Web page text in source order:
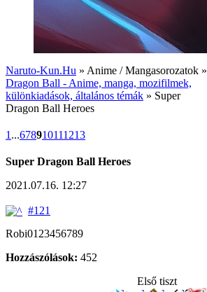
Naruto-Kun.Hu » Anime / Mangasorozatok »
Dragon Ball - Anime, manga, mozifilmek,
különkiadások, általános témák » Super
Dragon Ball Heroes
1 ...678910111213
Super Dragon Ball Heroes
2021.07.16. 12:27
#121
Robi0123456789
Hozzászólások: 452
Első tiszt